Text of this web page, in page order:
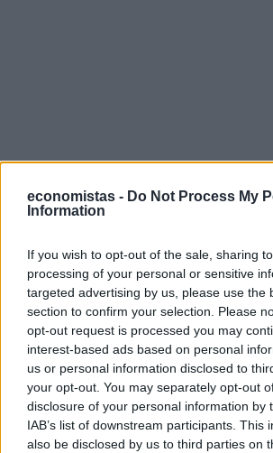
economistas - Do Not Process My
Information
If you wish to opt-out of the sale, sharing
processing of your personal or sensitive
targeted advertising by us, please use the
section to confirm your selection. Please
opt-out request is processed you may
interest-based ads based on personal
us or personal information disclosed to
your opt-out. You may separately opt-out
disclosure of your personal information by
IAB’s list of downstream participants. This
also be disclosed by us to third parties on
Ακολουθήστε το στο
μάθετε πρώτοι όλες τις ειδήσεις
Δείτε όλες τις τελευταίεςΕιδήσειςαπό
τον Κόσμο, στο